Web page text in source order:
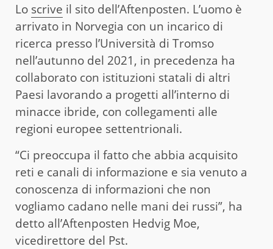
Lo scrive il sito dell’Aftenposten. L’uomo è
arrivato in Norvegia con un incarico di
ricerca presso l’Università di Tromso
nell’autunno del 2021, in precedenza ha
collaborato con istituzioni statali di altri
Paesi lavorando a progetti all’interno di
minacce ibride, con collegamenti alle
regioni europee settentrionali.
“Ci preoccupa il fatto che abbia acquisito
reti e canali di informazione e sia venuto a
conoscenza di informazioni che non
vogliamo cadano nelle mani dei russi”, ha
detto all’Aftenposten Hedvig Moe,
vicedirettore del Pst.